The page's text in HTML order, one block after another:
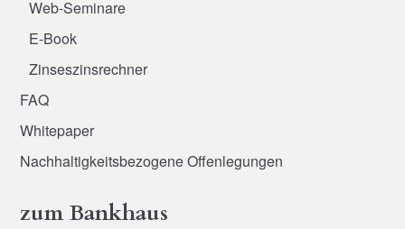
Web-Seminare
E-Book
Zinseszinsrechner
FAQ
Whitepaper
Nachhaltigkeitsbezogene Offenlegungen
zum Bankhaus